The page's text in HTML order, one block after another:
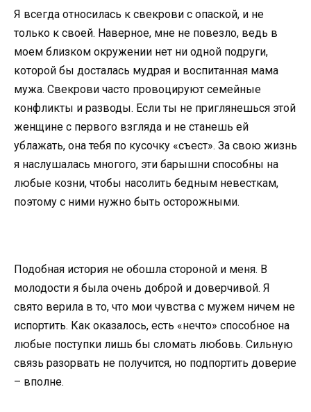
Я всегда относилась к свекрови с опаской, и не
только к своей. Наверное, мне не повезло, ведь в
моем близком окружении нет ни одной подруги,
которой бы досталась мудрая и воспитанная мама
мужа. Свекрови часто провоцируют семейные
конфликты и разводы. Если ты не приглянешься этой
женщине с первого взгляда и не станешь ей
ублажать, она тебя по кусочку «съест». За свою жизнь
я наслушалась многого, эти барышни способны на
любые козни, чтобы насолить бедным невесткам,
поэтому с ними нужно быть осторожными.
Подобная история не обошла стороной и меня. В
молодости я была очень доброй и доверчивой. Я
свято верила в то, что мои чувства с мужем ничем не
испортить. Как оказалось, есть «нечто» способное на
любые поступки лишь бы сломать любовь. Сильную
связь разорвать не получится, но подпортить доверие
– вполне.